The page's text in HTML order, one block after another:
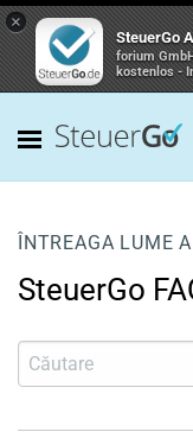
×
SteuerGo
forium
kostenlos -
ÎNTREAGA LUME
SteuerGo